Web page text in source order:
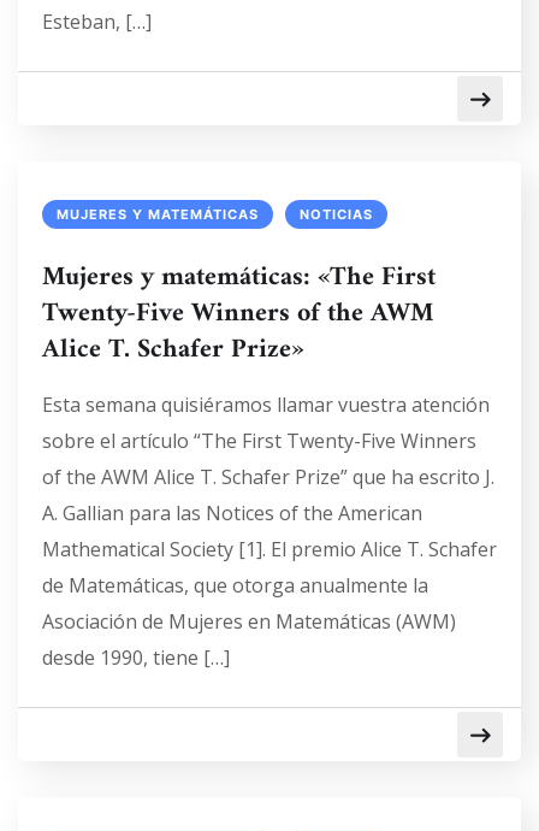
Esteban, […]
MUJERES Y MATEMÁTICAS NOTICIAS
Mujeres y matemáticas: «The First
Twenty-Five Winners of the AWM
Alice T. Schafer Prize»
Esta semana quisiéramos llamar vuestra atención
sobre el artículo “The First Twenty-Five Winners
of the AWM Alice T. Schafer Prize” que ha escrito J.
A. Gallian para las Notices of the American
Mathematical Society [1]. El premio Alice T. Schafer
de Matemáticas, que otorga anualmente la
Asociación de Mujeres en Matemáticas (AWM)
desde 1990, tiene […]